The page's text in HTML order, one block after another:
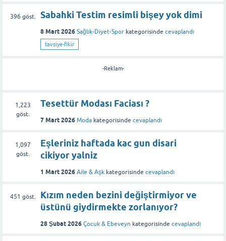
396 göst. Sabahki Testim resimli bişey yok dimi
8 Mart 2026 Sağlık-Diyet-Spor kategorisinde cevaplandı
tavsiye-fikir
-Reklam-
1,223
göst.
Tesettür Modası Faciası ?
7 Mart 2026 Moda kategorisinde cevaplandı
1,097
göst.
Eşleriniz haftada kac gun disari
cikiyor yalniz
1 Mart 2026 Aile & Aşk kategorisinde cevaplandı
451 göst.
Kızım neden bezini değiştirmiyor ve
üstünü giydirmekte zorlanıyor?
28 Şubat 2026 Çocuk & Ebeveyn kategorisinde cevaplandı